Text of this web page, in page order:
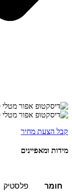
קבל הצעת מחיר
מידות ומאפיינים
חומר פלסטיק